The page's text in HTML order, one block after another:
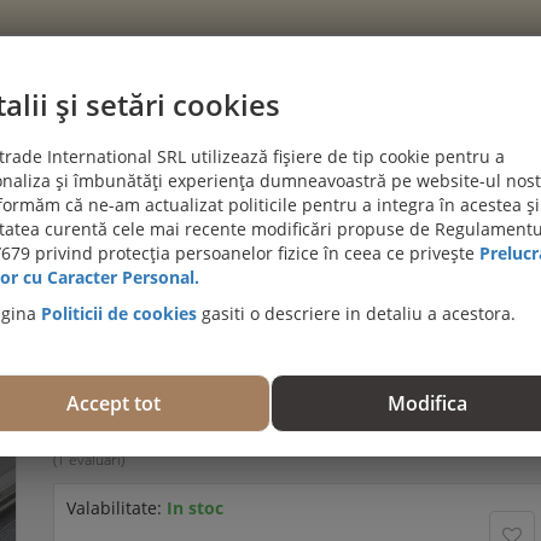
CATEGORII
PROIECTE CLIENTI BLOG DESPRE NOI AJUTĂ-MĂ SĂ
PROMOȚII DE IULIE! PARCHET SPC SI LVT: Viziteaza
Trebuie să fiţi autentificat pentru a evalua acest produs.
(1 evaluări)
Valabilitate: In stoc
și setări cookies
International SRL utilizează fișiere de tip cookie pentru a
și îmbunătăți experiența dumneavoastră pe website-ul
că ne-am actualizat politicile pentru a integra în acestea
curentă cele mai recente modificări propuse de
privind protecția persoanelor fizice în ceea ce privește
cu Caracter Personal.
Politicii de cookies gasiti o descriere in detaliu a acestora.
Accept tot Modifica